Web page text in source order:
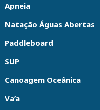
Apneia
Natação Águas Abertas
Paddleboard
SUP
Canoagem Oceânica
Va’a